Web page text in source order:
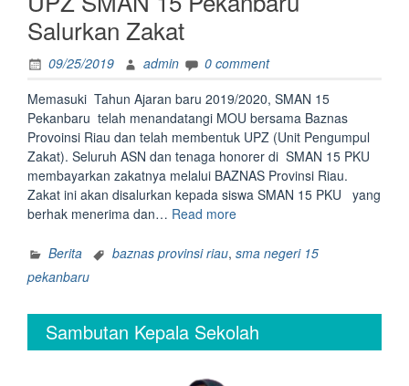
Salurkan Zakat
09/25/2019 admin
0 comment
Memasuki Tahun Ajaran baru 2019/2020, SMAN 15
Pekanbaru telah menandatangi MOU bersama Baznas
Provoinsi Riau dan telah membentuk UPZ (Unit Pengumpul
Zakat). Seluruh ASN dan tenaga honorer di SMAN 15 PKU
membayarkan zakatnya melalui BAZNAS Provinsi Riau.
Zakat ini akan disalurkan kepada siswa SMAN 15 PKU yang
berhak menerima dan… Read more“UPZ
15
Berita baznas provinsi riau, sma negeri 15
pekanbaru
Sambutan Kepala Sekolah